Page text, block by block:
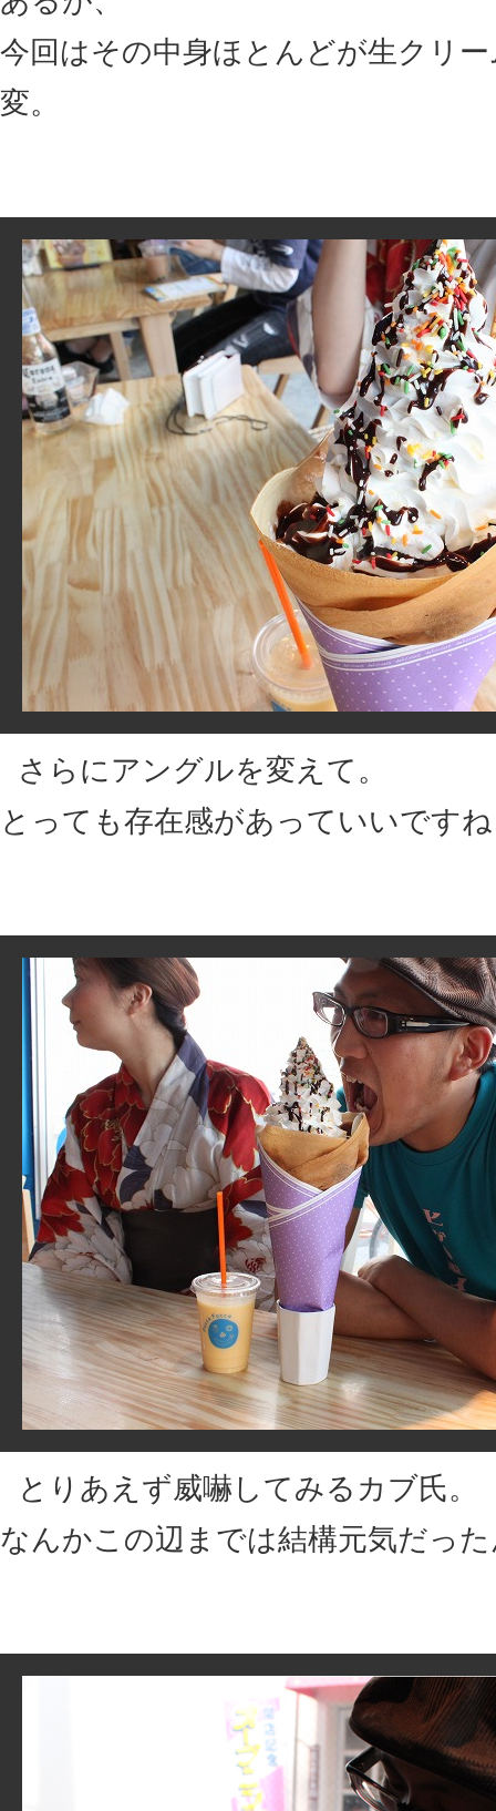
今回はその中身ほとんどが生クリ
変。
さらにアングルを変えて。
とっても存在感があっていいです
とりあえず威嚇してみるカブ氏。
なんかこの辺までは結構元気だっ